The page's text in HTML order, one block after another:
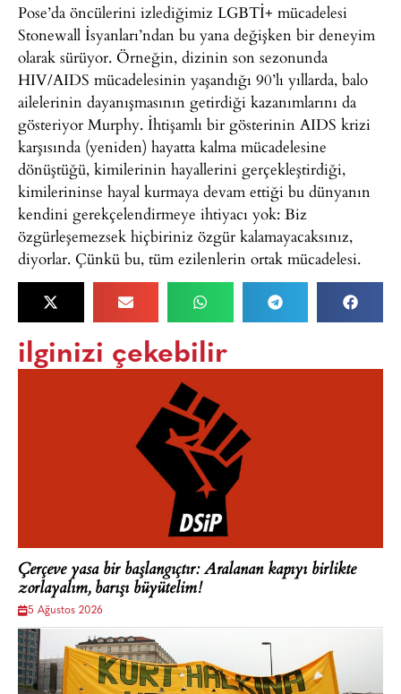
Pose’da öncülerini izlediğimiz LGBTİ+ mücadelesi
Stonewall İsyanları’ndan bu yana değişken bir deneyim
olarak sürüyor. Örneğin, dizinin son sezonunda
HIV/AIDS mücadelesinin yaşandığı 90’lı yıllarda, balo
ailelerinin dayanışmasının getirdiği kazanımlarını da
gösteriyor Murphy. İhtişamlı bir gösterinin AIDS krizi
karşısında (yeniden) hayatta kalma mücadelesine
dönüştüğü, kimilerinin hayallerini gerçekleştirdiği,
kimilerininse hayal kurmaya devam ettiği bu dünyanın
kendini gerekçelendirmeye ihtiyacı yok: Biz
özgürleşemezsek hiçbiriniz özgür kalamayacaksınız,
diyorlar. Çünkü bu, tüm ezilenlerin ortak mücadelesi.
ilginizi çekebilir
Çerçeve yasa bir başlangıçtır: Aralanan kapıyı birlikte
zorlayalım, barışı büyütelim!
5 Ağustos 2026